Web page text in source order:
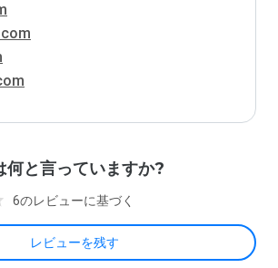
何と言っていますか?
6のレビューに基づく
レビューを残す